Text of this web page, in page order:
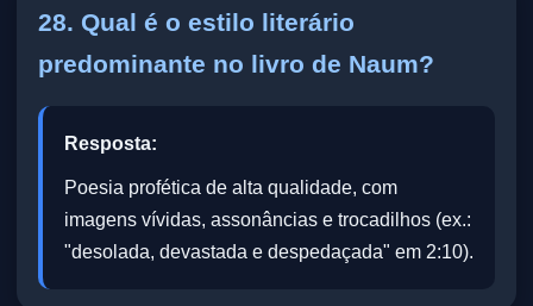
28. Qual é o estilo literário
predominante no livro de Naum?
Resposta:
Poesia profética de alta qualidade, com
imagens vívidas, assonâncias e trocadilhos (ex.:
"desolada, devastada e despedaçada" em 2:10).